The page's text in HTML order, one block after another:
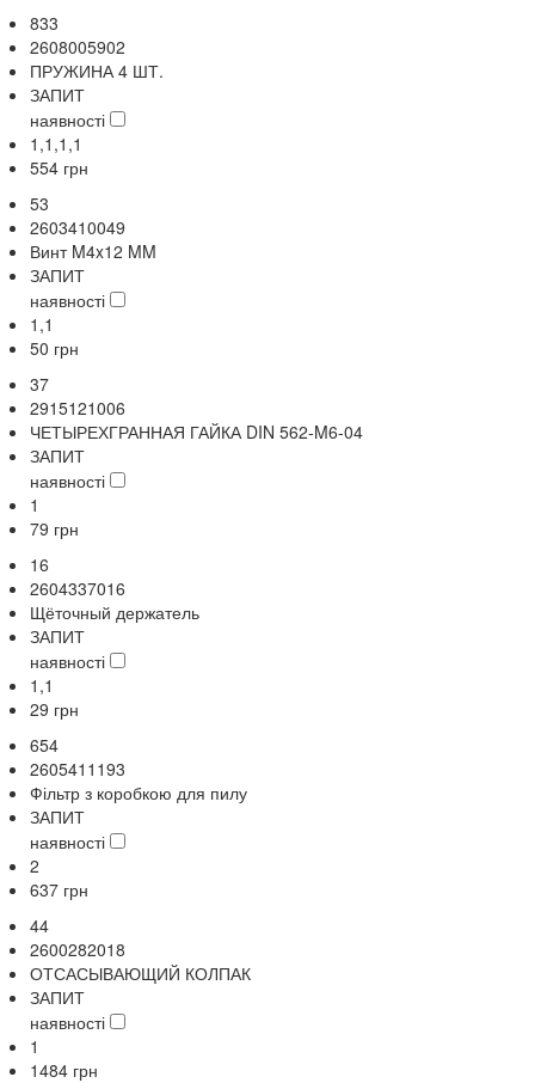
833
2608005902
ПРУЖИНА 4 ШТ.
ЗАПИТ
наявності
1,1,1,1
554 грн
53
2603410049
Винт M4x12 MM
ЗАПИТ
наявності
1,1
50 грн
37
2915121006
ЧЕТЫРЕХГРАННАЯ ГАЙКА DIN 562-M6-04
ЗАПИТ
наявності
1
79 грн
16
2604337016
Щёточный держатель
ЗАПИТ
наявності
1,1
29 грн
654
2605411193
Фільтр з коробкою для пилу
ЗАПИТ
наявності
2
637 грн
44
2600282018
ОТСАСЫВАЮЩИЙ КОЛПАК
ЗАПИТ
наявності
1
1484 грн